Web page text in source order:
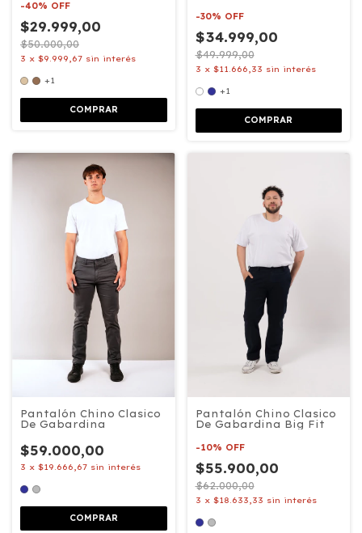
-40% OFF
$29.999,00
$50.000,00
3 x $9.999,67 sin interés
+1
COMPRAR
-30% OFF
$34.999,00
$49.999,00
3 x $11.666,33 sin interés
+1
COMPRAR
Pantalón Chino Clasico
De Gabardina
$59.000,00
3 x $19.666,67 sin interés
COMPRAR
Pantalón Chino Clasico
De Gabardina Big Fit
-10% OFF
$55.900,00
$62.000,00
3 x $18.633,33 sin interés